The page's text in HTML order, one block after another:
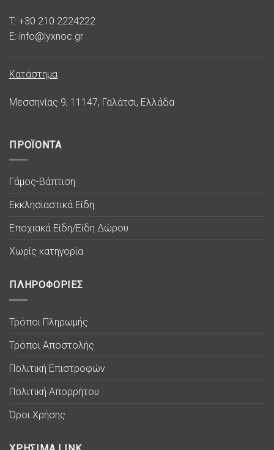
T: +30 210 2224222
E: info@lyxnoc.gr
Κατάστημα
Μεσσηνίας 9, 11147, Γαλάτσι, Ελλάδα
ΠΡΟΪΟΝΤΑ
Γάμος-Βάπτιση
Εκκλησιαστικά Είδη
Εποχιακά Είδη/Είδη Δώρου
Χωρίς κατηγορία
ΠΛΗΡΟΦΟΡΙΕΣ
Τρόποι Πληρωμής
Τρόποι Αποστολής
Πολιτική Επιστροφών
Πολιτική Απορρήτου
Όροι Χρήσης